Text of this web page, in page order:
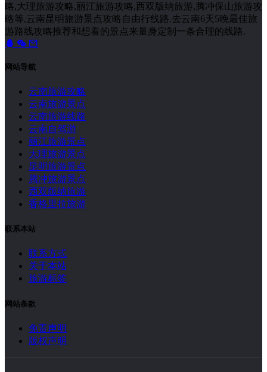
略,大理旅游攻略,丽江旅游攻略,西双版纳旅游,腾冲保山旅游攻
略等,云南昆明旅游景点攻略自由行线路,去云南6天5晚最佳旅
游路线攻略推荐和想看的景点来量身定制一条合理的线路.
网站导航
云南旅游攻略
云南旅游景点
云南旅游线路
云南自驾游
丽江旅游景点
大理旅游景点
昆明旅游景点
腾冲旅游景点
西双版纳旅游
香格里拉旅游
联系本站
联系方式
关于本站
旅游标签
网站条款
免责声明
版权声明